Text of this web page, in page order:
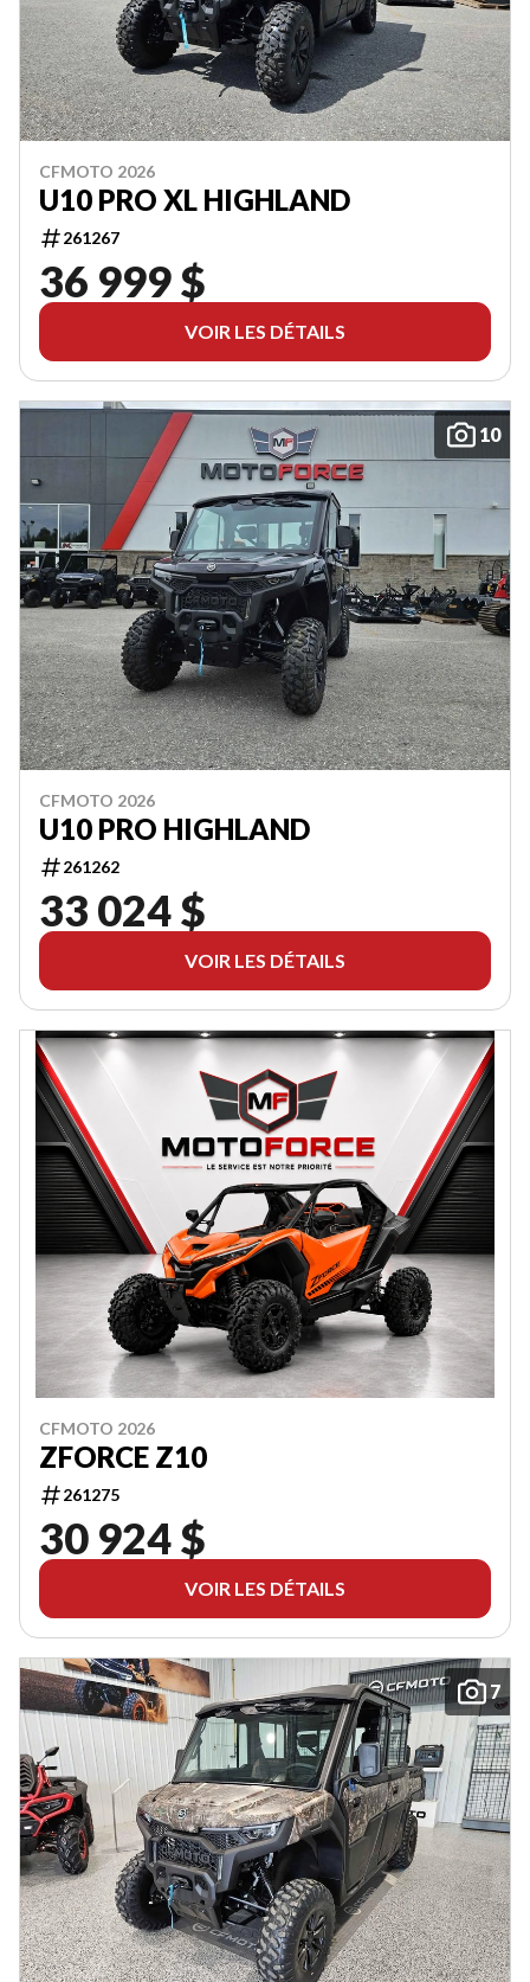
CFMOTO 2026
U10 PRO XL HIGHLAND
261267
36 999 $
VOIR LES DÉTAILS
10
CFMOTO 2026
U10 PRO HIGHLAND
261262
33 024 $
VOIR LES DÉTAILS
CFMOTO 2026
ZFORCE Z10
261275
30 924 $
VOIR LES DÉTAILS
7